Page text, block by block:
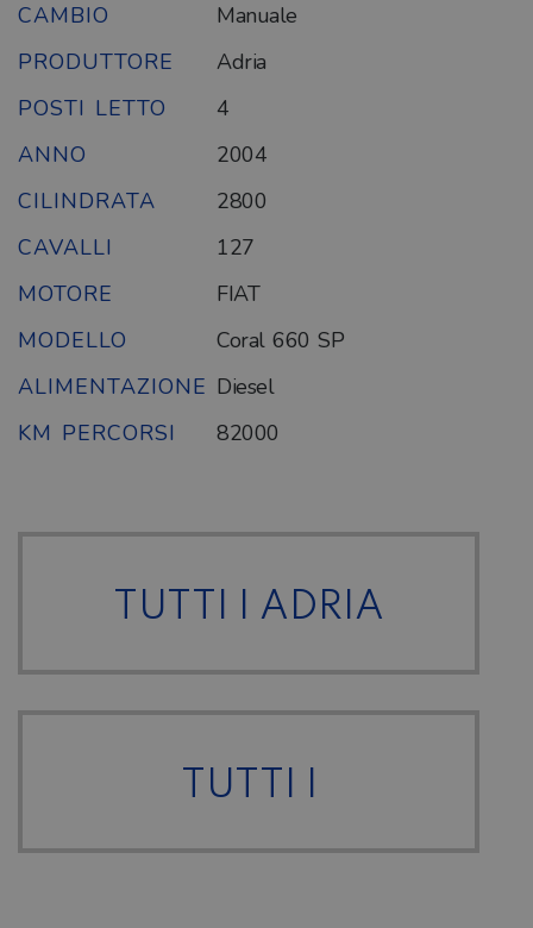
CAMBIO
Manuale
PRODUTTORE
Adria
POSTI LETTO
4
ANNO
2004
CILINDRATA
2800
CAVALLI
127
MOTORE
FIAT
MODELLO
Coral 660 SP
ALIMENTAZIONE Diesel
KM PERCORSI
82000
TUTTI I ADRIA
TUTTI I